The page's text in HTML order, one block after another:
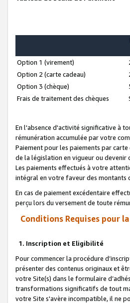
Option 1 (virement)
Option 2 (carte cadeau)
Option 3 (chèque)
Frais de traitement des chèques
En l'absence d'activité significative à
rémunération accumulée par votre
Paiement pour les paiements par
de la législation en vigueur ou
Les paiements effectués à votre
intégral en votre faveur des montants
En cas de paiement excédentaire
perçu lors du versement de toute
Conditions Requises pour
1. Inscription et Eligibilité
Pour commencer la procédure
présenter des contenus originaux et
votre Site(s) dans le formulaire
transformations significatifs de tout
votre Site s'avère incompatible, il ne